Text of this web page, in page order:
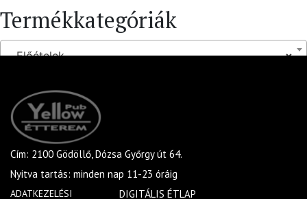
Termékkategóriák
×
Előételek
Cím: 2100 Gödöllő, Dózsa Győrgy út 64.
Nyitva tartás: minden nap 11-23 óráig
ADATKEZELÉSI DIGITÁLIS ÉTLAP